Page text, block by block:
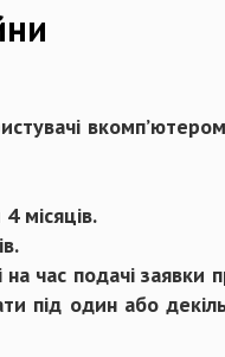
місяців.
час подачі заявки
під один або